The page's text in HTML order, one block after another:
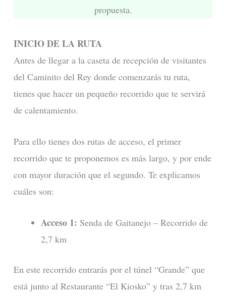
propuesta.
INICIO DE LA RUTA
Antes de llegar a la caseta de recepción de visitantes
del Caminito del Rey donde comenzarás tu ruta,
tienes que hacer un pequeño recorrido que te servirá
de calentamiento.
Para ello tienes dos rutas de acceso, el primer
recorrido que te proponemos es más largo, y por ende
con mayor duración que el segundo. Te explicamos
cuáles son:
Acceso 1: Senda de Gaitanejo – Recorrido de
2,7 km
En este recorrido entrarás por el túnel “Grande” que
está junto al Restaurante “El Kiosko” y tras 2,7 km